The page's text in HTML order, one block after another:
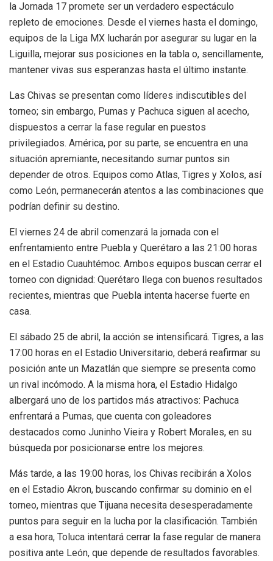
la Jornada 17 promete ser un verdadero espectáculo
repleto de emociones. Desde el viernes hasta el domingo,
equipos de la Liga MX lucharán por asegurar su lugar en la
Liguilla, mejorar sus posiciones en la tabla o, sencillamente,
mantener vivas sus esperanzas hasta el último instante.
Las Chivas se presentan como líderes indiscutibles del
torneo; sin embargo, Pumas y Pachuca siguen al acecho,
dispuestos a cerrar la fase regular en puestos
privilegiados. América, por su parte, se encuentra en una
situación apremiante, necesitando sumar puntos sin
depender de otros. Equipos como Atlas, Tigres y Xolos, así
como León, permanecerán atentos a las combinaciones que
podrían definir su destino.
El viernes 24 de abril comenzará la jornada con el
enfrentamiento entre Puebla y Querétaro a las 21:00 horas
en el Estadio Cuauhtémoc. Ambos equipos buscan cerrar el
torneo con dignidad: Querétaro llega con buenos resultados
recientes, mientras que Puebla intenta hacerse fuerte en
casa.
El sábado 25 de abril, la acción se intensificará. Tigres, a las
17:00 horas en el Estadio Universitario, deberá reafirmar su
posición ante un Mazatlán que siempre se presenta como
un rival incómodo. A la misma hora, el Estadio Hidalgo
albergará uno de los partidos más atractivos: Pachuca
enfrentará a Pumas, que cuenta con goleadores
destacados como Juninho Vieira y Robert Morales, en su
búsqueda por posicionarse entre los mejores.
Más tarde, a las 19:00 horas, los Chivas recibirán a Xolos
en el Estadio Akron, buscando confirmar su dominio en el
torneo, mientras que Tijuana necesita desesperadamente
puntos para seguir en la lucha por la clasificación. También
a esa hora, Toluca intentará cerrar la fase regular de manera
positiva ante León, que depende de resultados favorables.